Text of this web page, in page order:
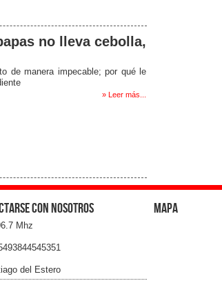
no lleva cebolla,
de manera impecable; por qué le
» Leer más...
con nosotros
Mhz
del Estero
Mapa